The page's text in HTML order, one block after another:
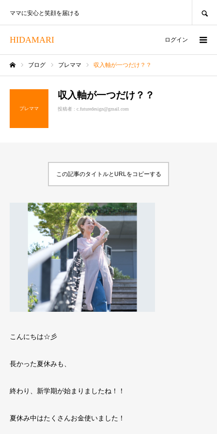
HIDAMARI
ママに安心と笑顔を届ける
ログイン
ブログ プレママ 収入軸が一つだけ？？
プレママ
収入軸が一つだけ？？
投稿者 : c.futuredesign@gmail.com
この記事のタイトルとURLをコピーする
こんにちは☆彡
長かった夏休みも、
終わり、新学期が始まりましたね！！
夏休み中はたくさんお金使いました！